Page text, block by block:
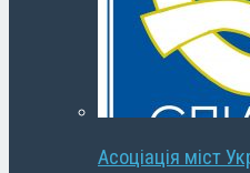
Асоціація міст